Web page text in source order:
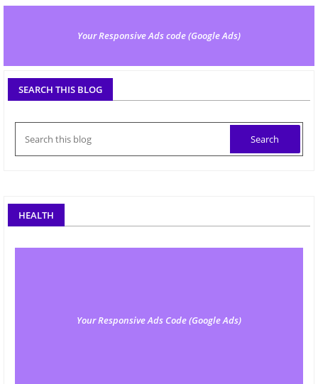
Your Responsive Ads code (Google Ads)
SEARCH THIS BLOG
HEALTH
Your Responsive Ads Code (Google Ads)